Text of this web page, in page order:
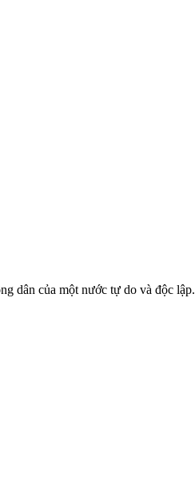
dân của một nước tự do và độc lập.